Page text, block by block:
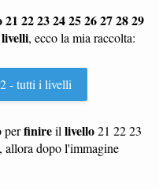
21 22 23 24 25 26 27 28 29
, ecco la mia raccolta:
- tutti i livelli
perfinireil livello21 22 23
, allora dopo l'immagine